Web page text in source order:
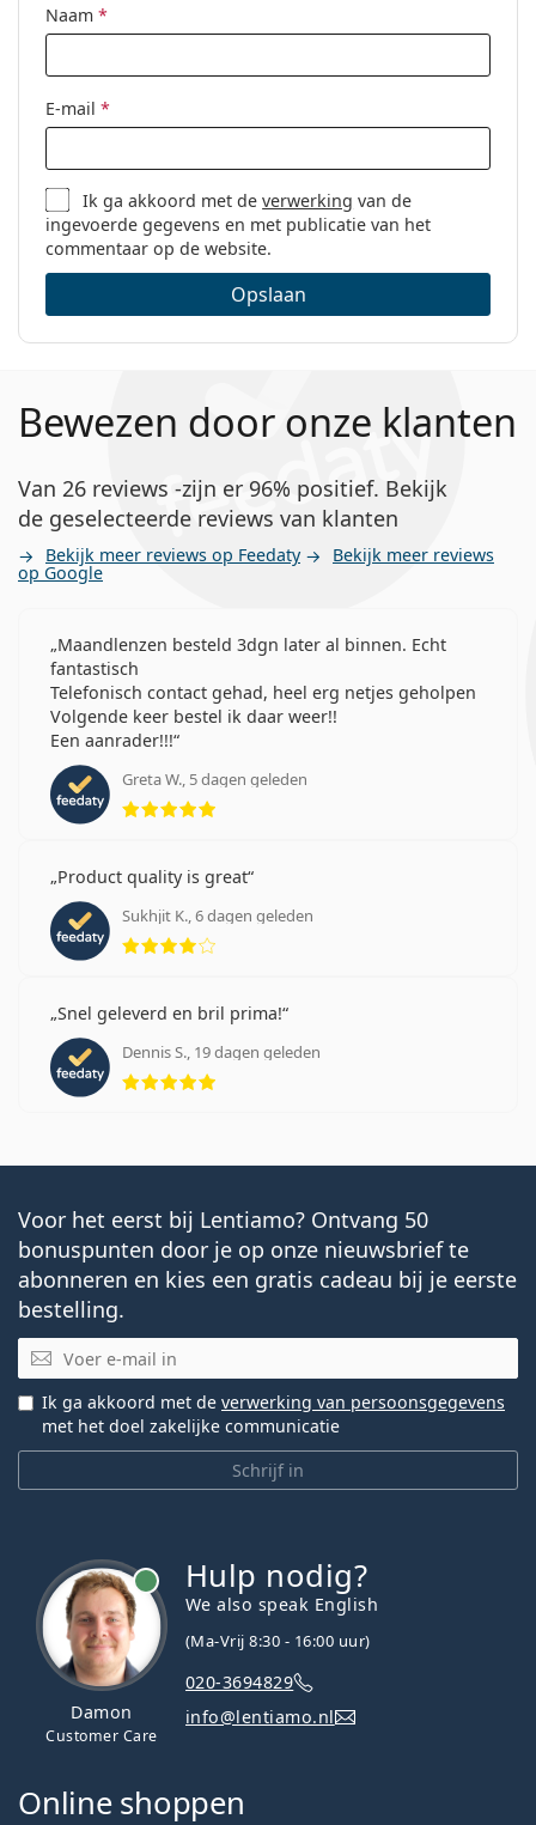
Naam *
E-mail *
Ik ga akkoord met deverwerking van de
ingevoerde gegevens en met publicatie van het
commentaar op de website.
Opslaan
Bewezen door onze klanten
Van 26 reviews -zijn er 96% positief. Bekijk
de geselecteerde reviews van klanten
Bekijk meer reviews op Feedaty Bekijk meer reviews
op Google
Maandlenzen besteld 3dgn later al binnen. Echt
fantastisch
Telefonisch contact gehad, heel erg netjes geholpen
Volgende keer bestel ik daar weer!!
Een aanrader!!!
Greta W., 5 dagen geleden
Beoordeling 5 van 5
Product quality is great
Sukhjit K., 6 dagen geleden
Beoordeling 4 van 5
Snel geleverd en bril prima!
Dennis S., 19 dagen geleden
Beoordeling 5 van 5
Voor het eerst bij Lentiamo? Ontvang 50
bonuspunten door je op onze nieuwsbrief te
abonneren en kies een gratis cadeau bij je eerste
bestelling.
E-mail
Schrijf in
Ik ga akkoord met de verwerking van persoonsgegevens
met het doel zakelijke communicatie
Damon
Customer Care
Hulp nodig?
We also speak English
(Ma-Vrij 8:30 - 16:00 uur)
020-3694829
info@lentiamo.nl
Online shoppen